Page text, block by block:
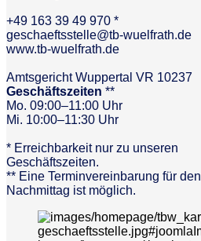
+49 163 39 49 970 *
geschaeftsstelle@tb-wuelfrath.de
www.tb-wuelfrath.de
Amtsgericht Wuppertal VR 10237
Geschäftszeiten **
Mo. 09:00–11:00 Uhr
Mi. 10:00–11:30 Uhr
* Erreichbarkeit nur zu unseren
Geschäftszeiten.
** Eine Terminvereinbarung für den
Nachmittag ist möglich.